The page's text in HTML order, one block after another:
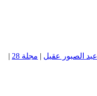
عبد الصبور عقيل | مجلة 28
|